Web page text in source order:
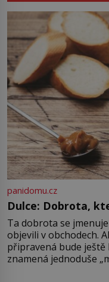
je
panidomu.cz
Dulce: Dobrota,
Ta dobrota se
objevili v obchodech.
připravená bude ještě
znamená jednoduše